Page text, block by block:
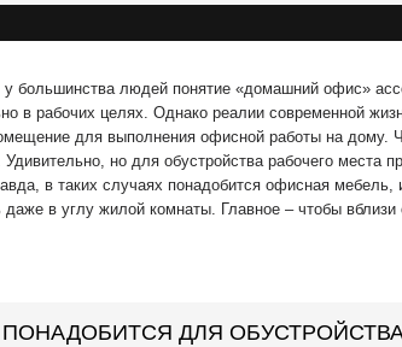
у большинства людей понятие «домашний офис»
в рабочих целях. Однако реалии современной
для выполнения офисной работы на дому.
Удивительно, но для обустройства рабочего места
в таких случаях понадобится офисная
даже в углу жилой комнаты. Главное – чтобы
ПОНАДОБИТСЯ ДЛЯ